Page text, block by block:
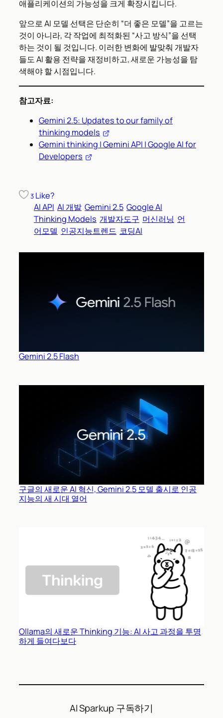
애플리케이션의 가능성을 크게 확장시킵니다.
앞으로 AI 모델 선택은 단순히 “더 좋은 모델”을 고르는
것이 아니라, 각 작업에 최적화된 “사고 방식”을 선택
하는 것이 될 것입니다. 이러한 변화에 발맞춰 개발자
들도 AI 활용 전략을 재정비하고, 새로운 가능성을 탐
색해야 할 시점입니다.
참고자료:
Gemini 2.5: Updates to our family of
thinking models
Gemini thinking | Gemini API | Google AI for
Developers
3 Like?
AI API AI 개발 Gemini 2.5 Google AI
Thinking Models 개발자도구 머신러닝 언
어모델 인공지능트렌드 코딩AI
Gemini 2.5 Flash
구글의 새로운 AI 혁신, Gemini 2.5 모델 출시로 인공
지능의 새 시대 열어
Ollama의 새로운 Thinking 기능: AI 사고 과정을 투명
하게 들여다보다
AI Sparkup 구독하기